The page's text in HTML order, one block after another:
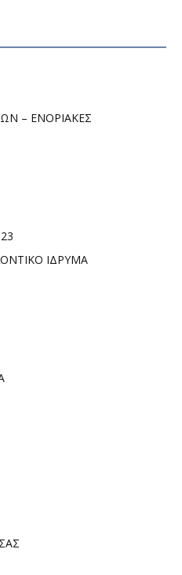
– ΕΝΟΡΙΑΚΕΣ
ΙΔΡΥΜΑ